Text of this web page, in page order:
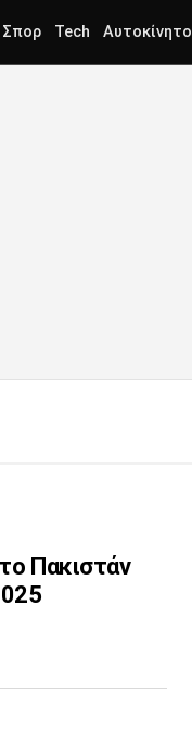
Σπορ Tech Αυτοκίνητο
Πακιστάν